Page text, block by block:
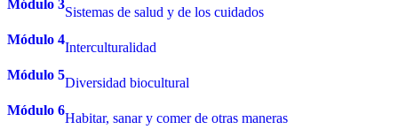
Módulo 3
Sistemas de salud y de los cuidados
Módulo 4
Interculturalidad
Módulo 5
Diversidad biocultural
Módulo 6
Habitar, sanar y comer de otras maneras